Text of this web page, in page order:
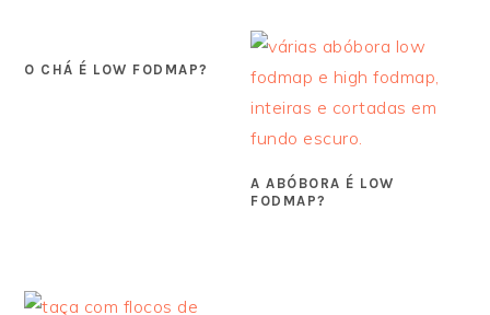
O CHÁ É LOW FODMAP?
A ABÓBORA É LOW
FODMAP?